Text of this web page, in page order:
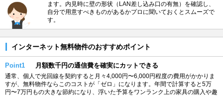
ます。内見時に壁の形状（LAN差し込み口の有無）を確認し、
自分で用意すべきものがあるかプロに聞いておくとスムーズで
す。
インターネット無料物件のおすすめポイント
Point1 月額数千円の通信費を確実にカットできる
通常、個人で光回線を契約すると月々4,000円〜6,000円程度の費用がかかりま
すが、無料物件ならこのコストが「ゼロ」になります。年間で計算すると5万
円〜7万円もの大きな節約になり、浮いた予算をワンランク上の家具の購入や趣